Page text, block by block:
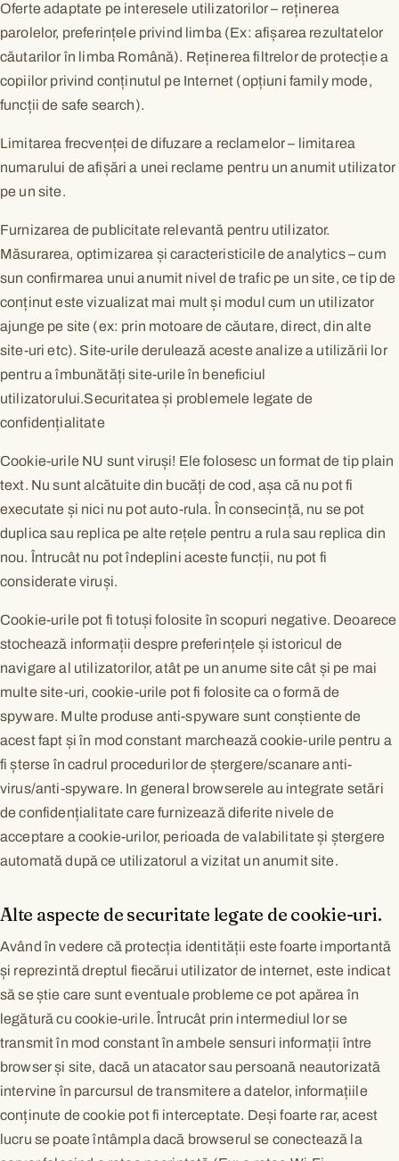
Oferte adaptate pe interesele utilizatorilor – reținerea
parolelor, preferințele privind limba (Ex: afișarea rezultatelor
căutarilor în limba Română). Reținerea filtrelor de protecție a
copiilor privind conținutul pe Internet (opțiuni family mode,
funcții de safe search).
Limitarea frecvenței de difuzare a reclamelor – limitarea
numarului de afișări a unei reclame pentru un anumit utilizator
pe un site.
Furnizarea de publicitate relevantă pentru utilizator.
Măsurarea, optimizarea și caracteristicile de analytics – cum
sun confirmarea unui anumit nivel de trafic pe un site, ce tip de
conținut este vizualizat mai mult și modul cum un utilizator
ajunge pe site (ex: prin motoare de căutare, direct, din alte
site-uri etc). Site-urile derulează aceste analize a utilizării lor
pentru a îmbunătăți site-urile în beneficiul
utilizatorului.Securitatea și problemele legate de
confidențialitate
Cookie-urile NU sunt viruși! Ele folosesc un format de tip plain
text. Nu sunt alcătuite din bucăți de cod, așa că nu pot fi
executate și nici nu pot auto-rula. În consecință, nu se pot
duplica sau replica pe alte rețele pentru a rula sau replica din
nou. Întrucât nu pot îndeplini aceste funcții, nu pot fi
considerate viruși.
Cookie-urile pot fi totuși folosite în scopuri negative. Deoarece
stochează informații despre preferințele și istoricul de
navigare al utilizatorilor, atât pe un anume site cât și pe mai
multe site-uri, cookie-urile pot fi folosite ca o formă de
spyware. Multe produse anti-spyware sunt conștiente de
acest fapt și în mod constant marchează cookie-urile pentru a
fi șterse în cadrul procedurilor de ștergere/scanare anti-
virus/anti-spyware. In general browserele au integrate setări
de confidențialitate care furnizează diferite nivele de
acceptare a cookie-urilor, perioada de valabilitate și ștergere
automată după ce utilizatorul a vizitat un anumit site.
Alte aspecte de securitate legate de cookie-uri.
Având în vedere că protecția identității este foarte importantă
și reprezintă dreptul fiecărui utilizator de internet, este indicat
să se știe care sunt eventuale probleme ce pot apărea în
legătură cu cookie-urile. Întrucât prin intermediul lor se
transmit în mod constant în ambele sensuri informații între
browser și site, dacă un atacator sau persoană neautorizată
intervine în parcursul de transmitere a datelor, informațiile
conținute de cookie pot fi interceptate. Deși foarte rar, acest
lucru se poate întâmpla dacă browserul se conectează la